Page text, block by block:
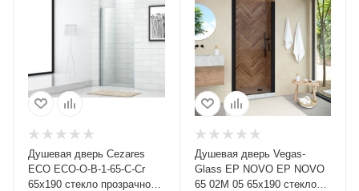
Душевая дверь Cezares
ECO ECO-O-B-1-65-C-Cr
65х190 стекло прозрачное
Душевая дверь Vegas-
Glass EP NOVO EP NOVO
65 02М 05 65х190 стекло